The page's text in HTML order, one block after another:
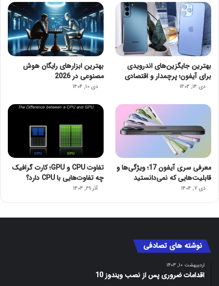
بهترین جایگزین‌های اندرویدی
برای آیفون؛ پرچمدار و اقتصادی
دی ۱۴, ۱۴۰۴
بهترین ابزارهای رایگان هوش
مصنوعی در 2026
دی ۱۰, ۱۴۰۴
معرفی سری آیفون 17؛ ویژگی‌ها و
قابلیت‌هایی که نمی‌دانستید
دی ۷, ۱۴۰۴
تفاوت CPU و GPU؛ کارت گرافیک
چه تفاوت‌هایی با CPU دارد؟
آذر ۲۹, ۱۴۰۴
نوشته های تصادفی
اردیبهشت ۱۰, ۱۴۰۳
اقدامات ضروری پس از نصب ویندوز 10